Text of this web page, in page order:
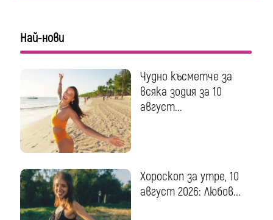
Най-нови
Чудно късметче за
всяка зодия за 10
август...
Хороскоп за утре, 10
август 2026: Любов...